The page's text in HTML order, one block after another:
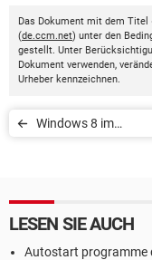
Das Dokument mit dem Titel
(de.ccm.net) unter den
gestellt. Unter
Dokument verwenden,
Urheber kennzeichnen.
Windows 8 im
LESEN SIE AUCH
Autostart programme